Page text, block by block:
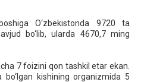
O‘zbekistonda 9720 ta
bo‘lib, ularda 4670,7 ming
7 foizini qon tashkil etar ekan.
bo‘lgan kishining organizmida 5